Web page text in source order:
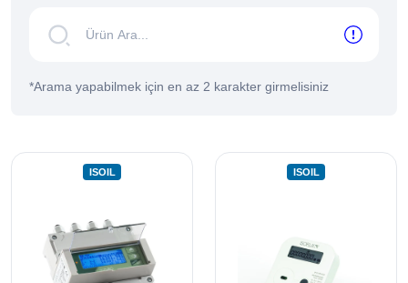
*Arama yapabilmek için en az 2 karakter girmelisiniz
ISOIL ISOIL